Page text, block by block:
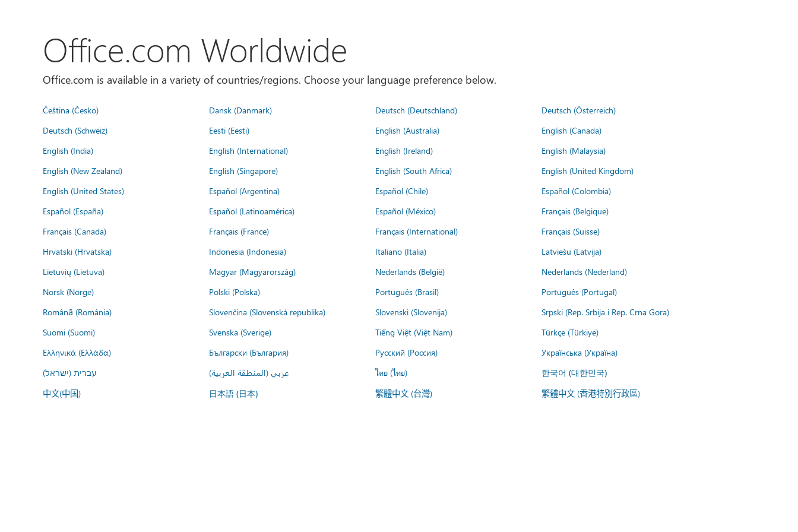
Office.com Worldwide
Office.com is available in a variety of countries/regions. Choose your language preference below.
Čeština (Česko) Dansk (Danmark) Deutsch (Deutschland)
Deutsch (Österreich)
Deutsch (Schweiz)
Eesti (Eesti) English (Australia)
English (Canada)
English (India)
English (International) English (Ireland)
English (Malaysia)
English (New Zealand)
English (Singapore) English (South Africa)
English (United Kingdom)
English (United States)
Español (Argentina) Español (Chile)
Español (Colombia)
Español (España)
Español (Latinoamérica) Español (México)
Français (Belgique)
Français (Canada)
Français (France) Français (International)
Français (Suisse)
Hrvatski (Hrvatska)
Indonesia (Indonesia) Italiano (Italia)
Latviešu (Latvija)
Lietuvių (Lietuva)
Magyar (Magyarország) Nederlands (België)
Nederlands (Nederland)
Norsk (Norge)
Polski (Polska) Português (Brasil)
Português (Portugal)
Română (România)
Slovenčina (Slovenská republika) Slovenski (Slovenija)
Srpski (Rep. Srbija i Rep. Crna Gora)
Suomi (Suomi)
Svenska (Sverige) Tiếng Việt (Việt Nam)
Türkçe (Türkiye)
Ελληνικά (Ελλάδα)
Български (България) Русский (Россия)
Українська (Україна)
עברית (ישראל)
عربي (المنطقة العربية) ไทย (ไทย) 한국어 (대한민국)
中文(中国) 日本語 (日本) 繁體中文 (台灣) 繁體中文 (香港特別行政區)